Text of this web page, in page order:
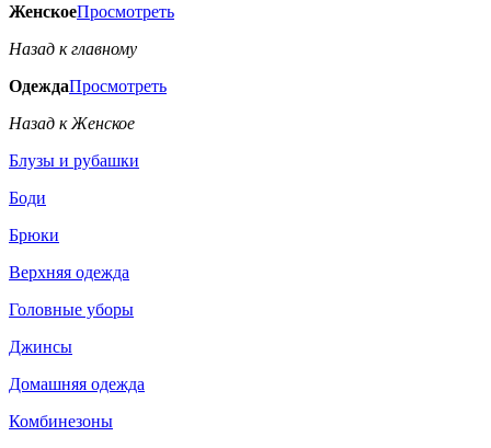
ЖенскоеПросмотреть
Назад к главному
ОдеждаПросмотреть
Назад к Женское
Блузы и рубашки
Боди
Брюки
Верхняя одежда
Головные уборы
Джинсы
Домашняя одежда
Комбинезоны